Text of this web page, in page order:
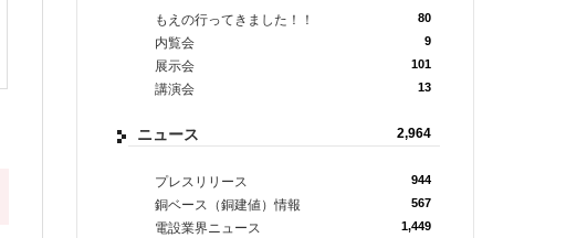
もえの行ってきました！！ 80
内覧会 9
展示会 101
講演会 13
ニュース 2,964
プレスリリース 944
銅ベース（銅建値）情報 567
電設業界ニュース 1,449